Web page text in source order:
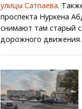
улицы Сатпаева.
проспекта Нуркена
снимают там старый
дорожного движения.